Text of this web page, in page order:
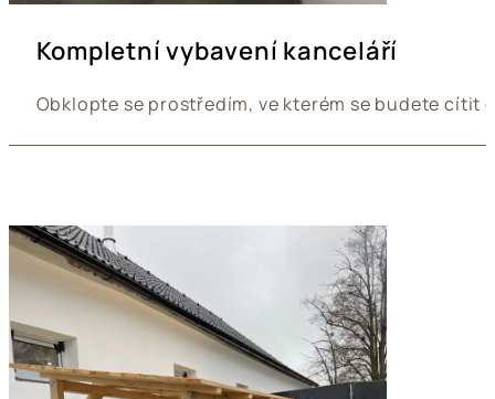
Kompletní vybavení kanceláří
Obklopte se prostředím, ve kterém se budete cítit